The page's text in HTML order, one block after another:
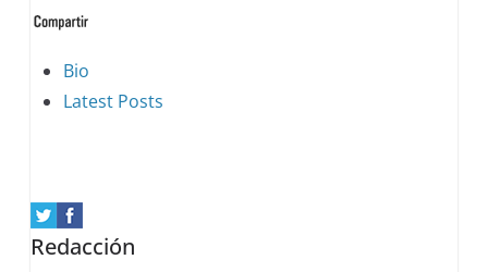
The
following
content
below.
Bio
Latest Posts
Redacción